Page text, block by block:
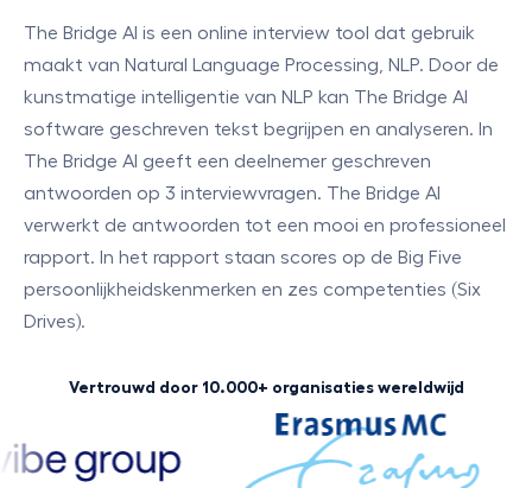
The Bridge AI is een online interview tool dat gebruik
maakt van Natural Language Processing, NLP. Door de
kunstmatige intelligentie van NLP kan The Bridge AI
software geschreven tekst begrijpen en analyseren. In
The Bridge AI geeft een deelnemer geschreven
antwoorden op 3 interviewvragen. The Bridge AI
verwerkt de antwoorden tot een mooi en professioneel
rapport. In het rapport staan scores op de Big Five
persoonlijkheidskenmerken en zes competenties (Six
Drives).
Vertrouwd door 10.000+ organisaties wereldwijd